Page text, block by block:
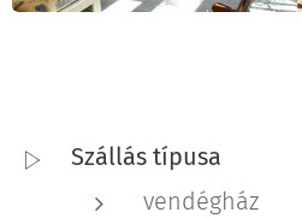
Szállás típusa
vendégház